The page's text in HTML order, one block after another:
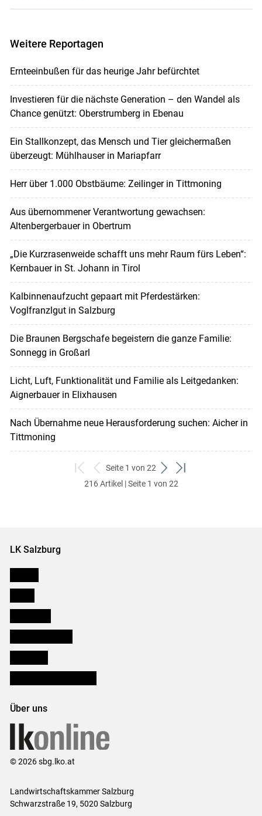
Weitere Reportagen
Ernteeinbußen für das heurige Jahr befürchtet
Investieren für die nächste Generation – den Wandel als
Chance genützt: Oberstrumberg in Ebenau
Ein Stallkonzept, das Mensch und Tier gleichermaßen
überzeugt: Mühlhauser in Mariapfarr
Herr über 1.000 Obstbäume: Zeilinger in Tittmoning
Aus übernommener Verantwortung gewachsen:
Altenbergerbauer in Obertrum
„Die Kurzrasenweide schafft uns mehr Raum fürs Leben“:
Kernbauer in St. Johann in Tirol
Kalbinnenaufzucht gepaart mit Pferdestärken:
Voglfranzlgut in Salzburg
Die Braunen Bergschafe begeistern die ganze Familie:
Sonnegg in Großarl
Licht, Luft, Funktionalität und Familie als Leitgedanken:
Aignerbauer in Elixhausen
Nach Übernahme neue Herausforderung suchen: Aicher in
Tittmoning
zum
ersten
zurück
zum
Seite 1 von 22
weiter
zum
zum
216 Artikel | Seite 1 von 22
LK Salzburg
Über uns
© 2026 sbg.lko.at
Landwirtschaftskammer Salzburg
Schwarzstraße 19, 5020 Salzburg